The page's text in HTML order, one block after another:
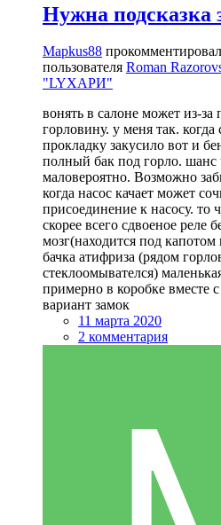
Нужна подсказка
Mapkus88
пользователя Roman
"LYХАРИ"
вонять в салоне может из-за
горловину. у меня так.
прокладку закусило вот и
полный бак под горло. шанс
маловероятно. Возможно
когда насос качает может
присоединение к насосу. то
скорее всего сдвоеное реле
мозг(находится под
бачка атифриза (рядом
стеклоомывателся)
примерно в коробке вместе
вариант замок
11 марта 2020
2 комментария